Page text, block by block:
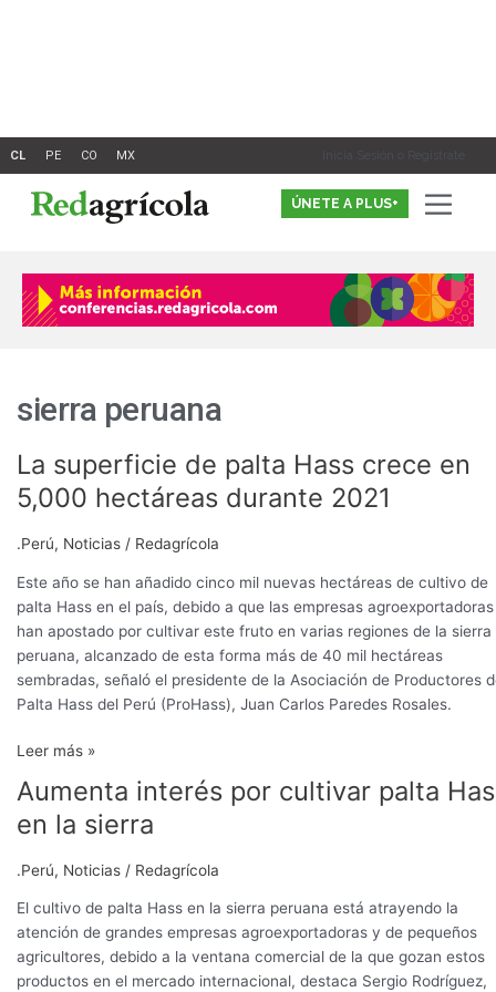
Inicia Sesión o Registrate
ÚNETE A PLUS+
sierra peruana
La superficie de palta Hass crece en
5,000 hectáreas durante 2021
.Perú, Noticias / Redagrícola
Este año se han añadido cinco mil nuevas hectáreas de cultivo de
palta Hass en el país, debido a que las empresas agroexportadoras
han apostado por cultivar este fruto en varias regiones de la sierra
peruana, alcanzado de esta forma más de 40 mil hectáreas
sembradas, señaló el presidente de la Asociación de Productores
Palta Hass del Perú (ProHass), Juan Carlos Paredes Rosales.
La
superficie
de
palta
crece
en
5,000
hectáreas
durante
2021
Leer más »
Aumenta interés por cultivar palta
en la sierra
.Perú, Noticias / Redagrícola
El cultivo de palta Hass en la sierra peruana está atrayendo la
atención de grandes empresas agroexportadoras y de pequeños
agricultores, debido a la ventana comercial de la que gozan estos
productos en el mercado internacional, destaca Sergio Rodríguez,
Aumenta
interés
por
Hass
en
la
sierra